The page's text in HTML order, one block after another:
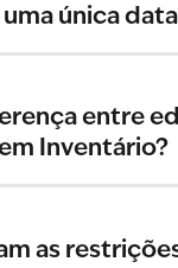
única
entre
Inventário?
as